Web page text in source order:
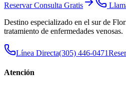
Reservar Consulta Gratis
Destino especializado en el sur de
tratamiento de enfermedades venosas.
Línea Directa(305) 446-0471
Atención